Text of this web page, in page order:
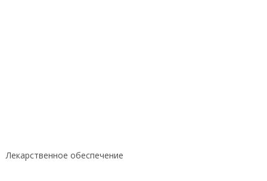
Лекарственное обеспечение